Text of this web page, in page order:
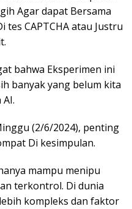
Agar dapat Bersama
CAPTCHA atau Justru
bahwa Eksperimen ini
banyak yang belum kita
(2/6/2024), penting
Di kesimpulan.
mampu menipu
terkontrol. Di dunia
kompleks dan faktor